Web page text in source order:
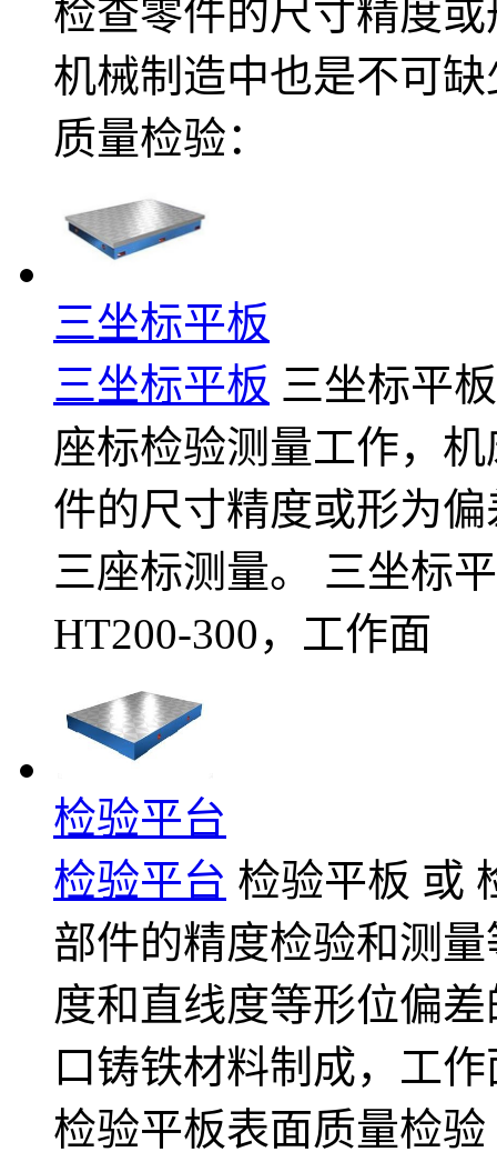
检查零件的尺寸精度
机械制造中也是不可
质量检验：
三坐标平板
三坐标平板 三坐标平
座标检验测量工作，
件的尺寸精度或形为
三座标测量。 三坐标
HT200-300，工作面
检验平台
检验平台 检验平板 或
部件的精度检验和测
度和直线度等形位偏
口铸铁材料制成，工
检验平板表面质量检验